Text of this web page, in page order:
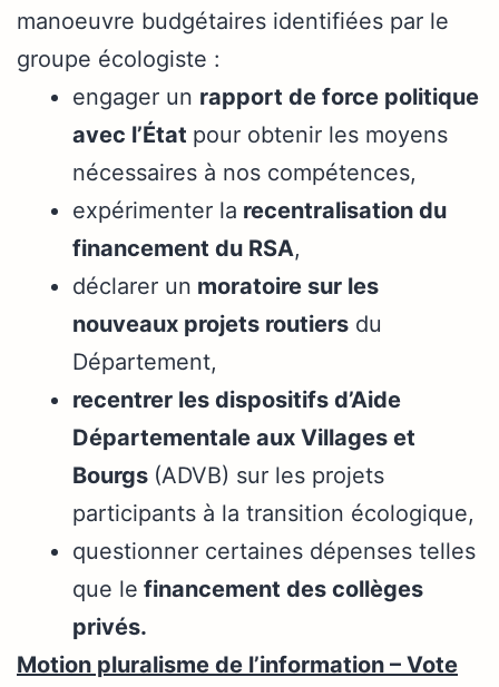
manoeuvre budgétaires identifiées par le
groupe écologiste :
engager un rapport de force politique
avec l’État pour obtenir les moyens
nécessaires à nos compétences,
expérimenter la recentralisation du
financement du RSA,
déclarer un moratoire sur les
nouveaux projets routiers du
Département,
recentrer les dispositifs d’Aide
Départementale aux Villages et
Bourgs (ADVB) sur les projets
participants à la transition écologique,
questionner certaines dépenses telles
que le financement des collèges
privés.
Motion pluralisme de l’information – Vote